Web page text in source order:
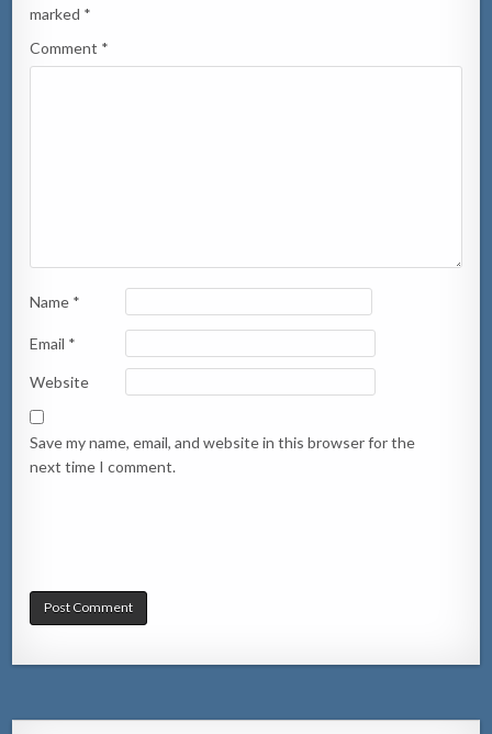
marked *
Comment *
Name *
Email *
Website
Save my name, email, and website in this browser for the
next time I comment.